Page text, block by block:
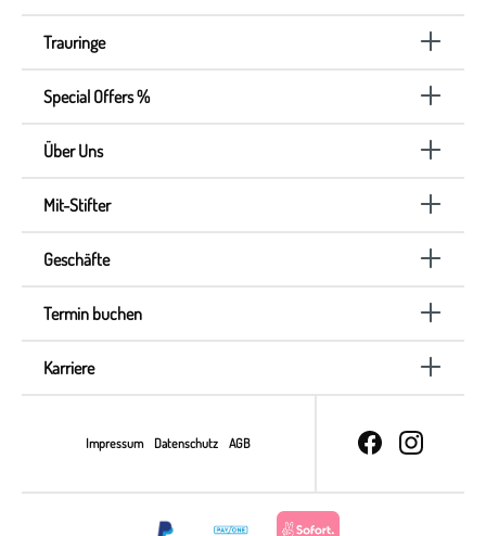
Trauringe
Special Offers %
Über Uns
Mit-Stifter
Geschäfte
Termin buchen
Karriere
Impressum Datenschutz AGB